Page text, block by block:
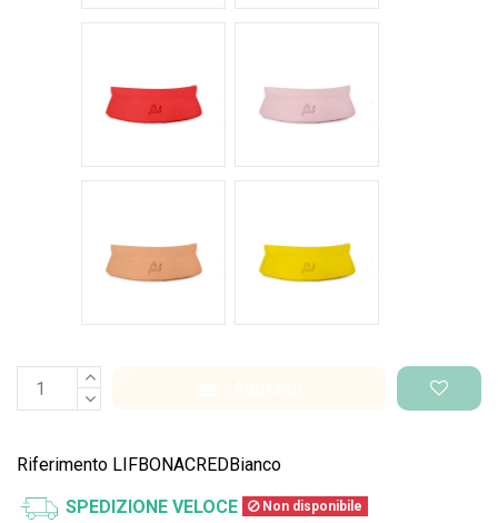
Riferimento LIFBONACREDBianco
SPEDIZIONE VELOCE Non disponibile